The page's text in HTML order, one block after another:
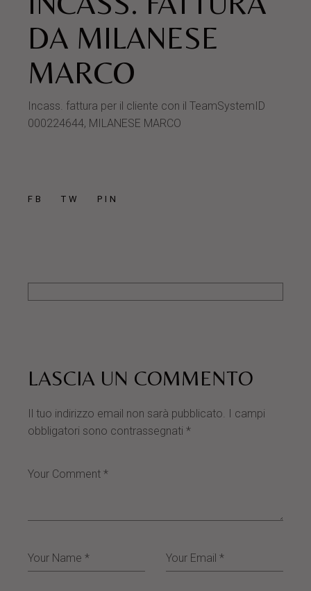
DA MILANESE
MARCO
Incass. fattura per il cliente con il TeamSystemID
000224644, MILANESE MARCO
FB TW PIN
LASCIA UN COMMENTO
Il tuo indirizzo email non sarà pubblicato. I campi
obbligatori sono contrassegnati*